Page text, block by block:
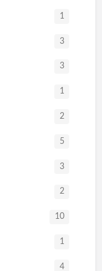
1
3
3
1
2
5
3
2
10
1
4